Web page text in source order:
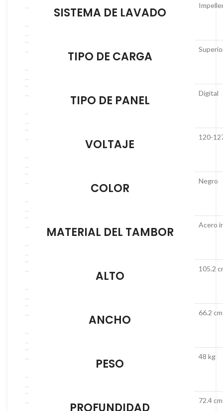
SISTEMA DE LAVADO
TIPO DE CARGA
TIPO DE PANEL Digital
VOLTAJE 120-
COLOR Negro
MATERIAL DEL TAMBOR Acero
ALTO 105.2
ANCHO 66.2 cm
PESO 48 kg
PROFUNDIDAD 72.4 cm